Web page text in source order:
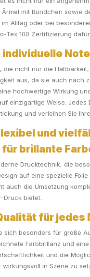
mit Bündchen
Alltag oder bei
Tex 100 Zertifizierung
nicht nur die
aus, da sie auch nach
hochwertige Wirkung
einzigartige Weise.
und verleihen Sie
und
für brillante
Drucktechnik, die
auf eine spezielle
die Umsetzung
Druck bietet.
für jedes
besonders für große
Farbbrillanz und
und die
in Szene zu